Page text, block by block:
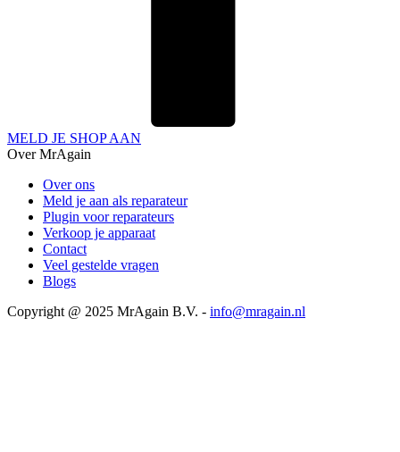
MELD JE SHOP AAN
Over MrAgain
Over ons
Meld je aan als reparateur
Plugin voor reparateurs
Verkoop je apparaat
Contact
Veel gestelde vragen
Blogs
Copyright @ 2025 MrAgain B.V. - info@mragain.nl